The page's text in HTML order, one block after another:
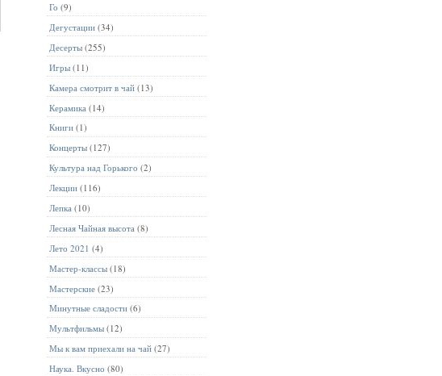
Го (9)
Дегустации (34)
Десерты (255)
Игры (11)
Камера смотрит в чай (13)
Керамика (14)
Книги (1)
Концерты (127)
Культура над Горького (2)
Лекции (116)
Лепка (10)
Лесная Чайная высота (8)
Лето 2021 (4)
Мастер-классы (18)
Мастерские (23)
Минутные сладости (6)
Мультфильмы (12)
Мы к вам приехали на чай (27)
Наука. Вкусно (80)